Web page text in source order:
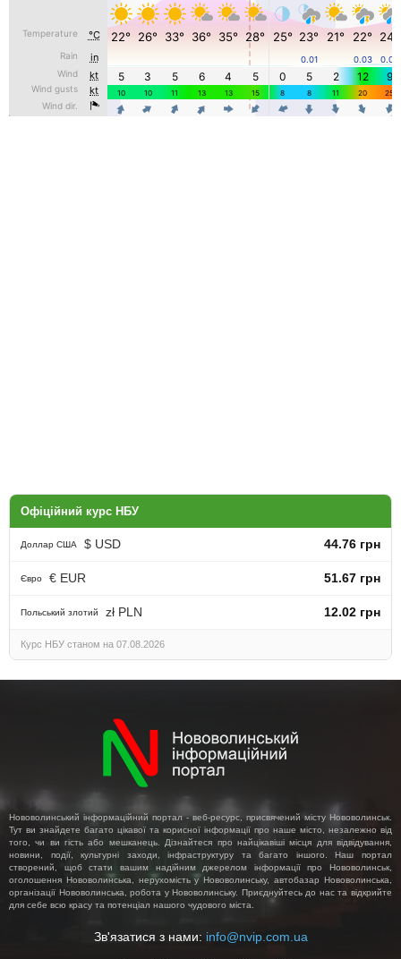
Офіційний курс НБУ
Доллар США $ USD 44.76 грн
Євро € EUR 51.67 грн
Польський злотий zł PLN 12.02 грн
Курс НБУ станом на 07.08.2026
Нововолинський інформаційний портал - веб-ресурс, присвячений місту Нововолинськ.
Тут ви знайдете багато цікавої та корисної інформації про наше місто, незалежно від
того, чи ви гість або мешканець. Дізнайтеся про найцікавіші місця для відвідування,
новини, події, культурні заходи, інфраструктуру та багато іншого. Наш портал
створений, щоб стати вашим надійним джерелом інформації про Нововолинськ,
оголошення Нововолинська, нерухомість у Нововолинську, автобазар Нововолинська,
організації Нововолинська, робота у Нововолинську. Приєднуйтесь до нас та відкрийте
для себе всю красу та потенціал нашого чудового міста.
Зв'язатися з нами: info@nvip.com.ua